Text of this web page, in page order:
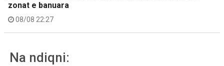
zonat e banuara
08/08 22:27
Na ndiqni: